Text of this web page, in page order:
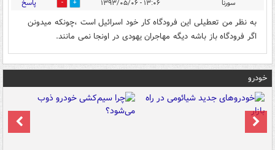
سورنا ۱۳:۰۶ - ۱۳۹۳/۰۵/۰۶ 0 پاسخ
به نظر من تعطیلی این فرودگاه کار خود اسرائیل است ،چونکه میدونن
اگر فرودگاه باز باشه دیگه مهاجران یهودی در اونجا نمی مانند.
خودرو